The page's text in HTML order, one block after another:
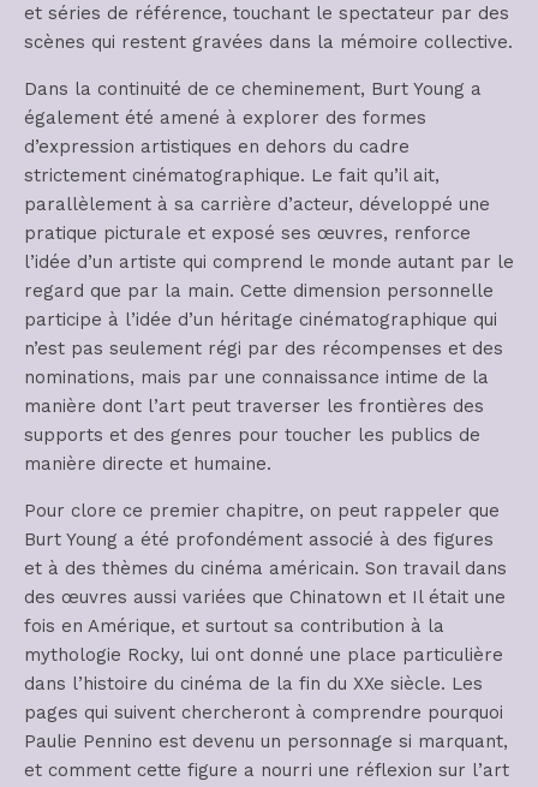
et séries de référence, touchant le spectateur par des
scènes qui restent gravées dans la mémoire collective.
Dans la continuité de ce cheminement, Burt Young a
également été amené à explorer des formes
d’expression artistiques en dehors du cadre
strictement cinématographique. Le fait qu’il ait,
parallèlement à sa carrière d’acteur, développé une
pratique picturale et exposé ses œuvres, renforce
l’idée d’un artiste qui comprend le monde autant par le
regard que par la main. Cette dimension personnelle
participe à l’idée d’un héritage cinématographique qui
n’est pas seulement régi par des récompenses et des
nominations, mais par une connaissance intime de la
manière dont l’art peut traverser les frontières des
supports et des genres pour toucher les publics de
manière directe et humaine.
Pour clore ce premier chapitre, on peut rappeler que
Burt Young a été profondément associé à des figures
et à des thèmes du cinéma américain. Son travail dans
des œuvres aussi variées que Chinatown et Il était une
fois en Amérique, et surtout sa contribution à la
mythologie Rocky, lui ont donné une place particulière
dans l’histoire du cinéma de la fin du XXe siècle. Les
pages qui suivent chercheront à comprendre pourquoi
Paulie Pennino est devenu un personnage si marquant,
et comment cette figure a nourri une réflexion sur l’art